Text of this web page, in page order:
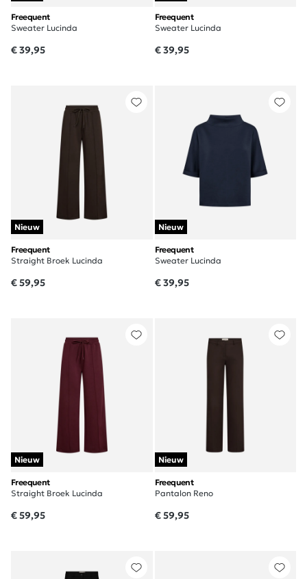
Freequent
Sweater Lucinda
€ 39,95
Freequent
Sweater Lucinda
€ 39,95
Nieuw
Freequent
Straight Broek Lucinda
€ 59,95
Nieuw
Freequent
Sweater Lucinda
€ 39,95
Nieuw
Freequent
Straight Broek Lucinda
€ 59,95
Nieuw
Freequent
Pantalon Reno
€ 59,95